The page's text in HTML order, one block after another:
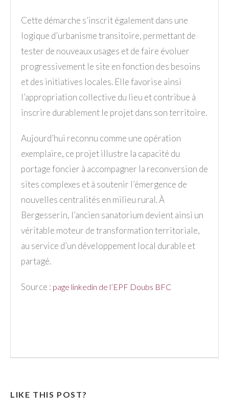
Cette démarche s’inscrit également dans une
logique d’urbanisme transitoire, permettant de
tester de nouveaux usages et de faire évoluer
progressivement le site en fonction des besoins
et des initiatives locales. Elle favorise ainsi
l’appropriation collective du lieu et contribue à
inscrire durablement le projet dans son territoire.
Aujourd’hui reconnu comme une opération
exemplaire, ce projet illustre la capacité du
portage foncier à accompagner la reconversion de
sites complexes et à soutenir l’émergence de
nouvelles centralités en milieu rural. À
Bergesserin, l’ancien sanatorium devient ainsi un
véritable moteur de transformation territoriale,
au service d’un développement local durable et
partagé.
Source : page linkedin de l’EPF Doubs BFC
LIKE THIS POST?